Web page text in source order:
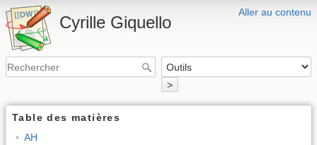
Aller au contenu
Cyrille Giquello
>
Table des matières
AH